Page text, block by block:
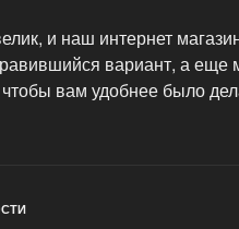
и наш интернет
вариант, а
вам удобнее было